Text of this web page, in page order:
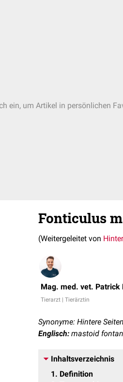
ein, um Artikel in persönlichen
Fonticulus
(Weitergeleitet von
Mag. med. vet. Patrick
Tierarzt | Tierärztin
Synonyme: Hintere
Englisch: mastoid
Inhaltsverzeichnis
1
Definition